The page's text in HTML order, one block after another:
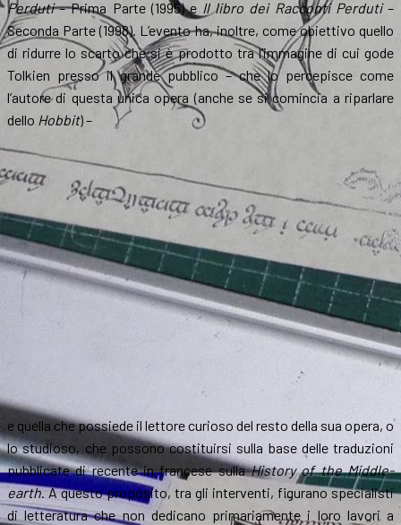
Perduti– Prima Parte (1995) e Il libro dei Racconti Perduti–
Seconda Parte (1998). L’evento ha, inoltre, come obiettivo quello
di ridurre lo scarto che si è prodotto tra l’immagine di cui gode
Tolkien presso il grande pubblico – che lo percepisce come
l’autore di questa unica opera (anche se si comincia a riparlare
dello Hobbit) –
e quella che possiede il lettore curioso del resto della sua opera, o
lo studioso, che possono costituirsi sulla base delle traduzioni
pubblicate di recente in francese sullaHistory of the Middle-
earth. A questo proposito, tra gli interventi, figurano specialisti
di letteratura che non dedicano primariamente i loro lavori a